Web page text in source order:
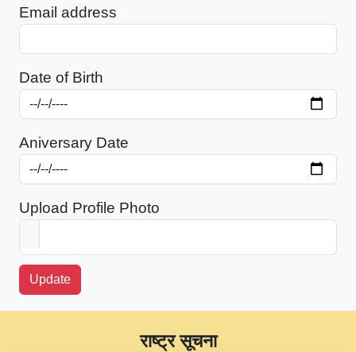
Email address
Date of Birth
Aniversary Date
Upload Profile Photo
Update
राष्ट्र सूचना